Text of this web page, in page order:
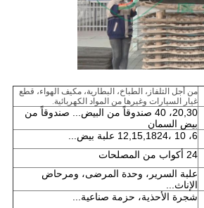
من أجل التلفاز، الطباخ، البطارية، مكيف الهواء، قطع
غيار السيارات وغيرها من المواد الكهربائية.
20,30، 40 صندوقاً من البيض... صندوقاً من
بيض السمان
6، 10 ،12,15,1824 علبة بيض...
24 أكواب من المصلحات
علبة السرير، وحدة المرضى، ومرحاض
الإناث...
شجرة الأحذية، حزمة صناعية...